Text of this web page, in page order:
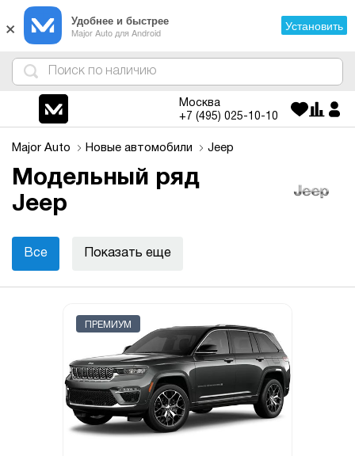
4
1
3
2
Москва
+7 (495) 025-10-10
Major Auto Новые автомобили Jeep
Модельный ряд
Jeep
Все Показать еще
ПРЕМИУМ
× Удобнее и быстрее
Major Auto для Android Установить